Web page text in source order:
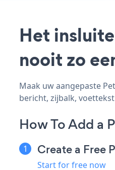
Het
nooit zo
Maak uw aangepaste
bericht, zijbalk,
How To Add a
Create a Free
Start for free now